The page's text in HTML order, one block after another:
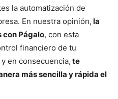
la automatización de
En nuestra opinión, la
con Págalo, con esta
financiero de tu
en consecuencia, te
más sencilla y rápida el